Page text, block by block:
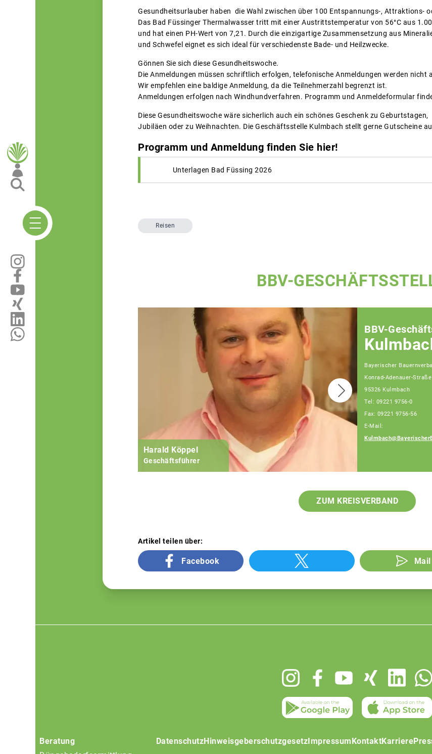
Gesundheitsurlauber haben die Wahl zwischen über 100 Entspannungs-, Attraktions-
Das Bad Füssinger Thermalwasser tritt mit einer Austrittstemperatur von 56°C aus
und hat einen PH-Wert von 7,21. Durch die einzigartige Zusammensetzung aus
und Schwefel eignet es sich ideal für verschiedenste Bade- und Heilzwecke.
Gönnen Sie sich diese Gesundheitswoche.
Die Anmeldungen müssen schriftlich erfolgen, telefonische Anmeldungen werden nicht
Wir empfehlen eine baldige Anmeldung, da die Teilnehmerzahl begrenzt ist.
Anmeldungen erfolgen nach Windhundverfahren. Programm und Anmeldeformular
Diese Gesundheitswoche wäre sicherlich auch ein schönes Geschenk zu Geburtstagen,
Jubiläen oder zu Weihnachten. Die Geschäftsstelle Kulmbach stellt gerne Gutscheine
Programm und Anmeldung finden Sie hier!
Unterlagen Bad Füssing 2026
Reisen
BBV-
Harald Köppel
Geschäftsführer
BBV-
Bayerischer
Konrad-Adenauer-
95326 Kulmbach
Tel: 09221 9756-0
Fax: 09221 9756-56
E-Mail:
ZUM KREISVERBAND
Artikel teilen über:
Facebook Mail
Beratung
DatenschutzHinweisgeberschutzgesetz Impressum KontaktKarriere